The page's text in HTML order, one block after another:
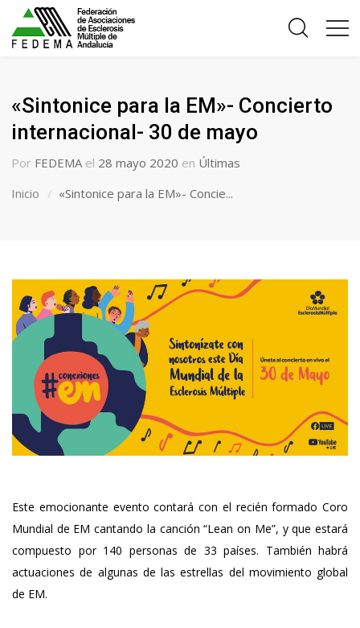
«Sintonice para la EM»- Concierto
internacional- 30 de mayo
Por FEDEMA el 28 mayo 2020 en Últimas
Inicio
«Sintonice para la EM»- Concie...
Este emocionante evento contará con el recién formado Coro
Mundial de EM cantando la canción “Lean on Me”, y que estará
compuesto por 140 personas de 33 países. También habrá
actuaciones de algunas de las estrellas del movimiento global
de EM.